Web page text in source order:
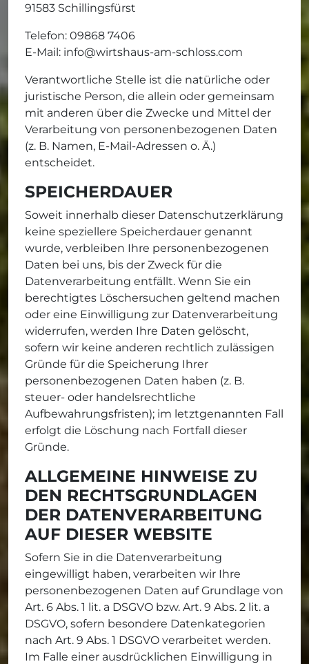
91583 Schillingsfürst
Telefon: 09868 7406
E-Mail: info@wirtshaus-am-schloss.com
Verantwortliche Stelle ist die natürliche oder
juristische Person, die allein oder gemeinsam
mit anderen über die Zwecke und Mittel der
Verarbeitung von personenbezogenen Daten
(z. B. Namen, E-Mail-Adressen o. Ä.)
entscheidet.
SPEICHERDAUER
Soweit innerhalb dieser Datenschutzerklärung
keine speziellere Speicherdauer genannt
wurde, verbleiben Ihre personenbezogenen
Daten bei uns, bis der Zweck für die
Datenverarbeitung entfällt. Wenn Sie ein
berechtigtes Löschersuchen geltend machen
oder eine Einwilligung zur Datenverarbeitung
widerrufen, werden Ihre Daten gelöscht,
sofern wir keine anderen rechtlich zulässigen
Gründe für die Speicherung Ihrer
personenbezogenen Daten haben (z. B.
steuer- oder handelsrechtliche
Aufbewahrungsfristen); im letztgenannten Fall
erfolgt die Löschung nach Fortfall dieser
Gründe.
ALLGEMEINE HINWEISE ZU
DEN RECHTSGRUNDLAGEN
DER DATENVERARBEITUNG
AUF DIESER WEBSITE
Sofern Sie in die Datenverarbeitung
eingewilligt haben, verarbeiten wir Ihre
personenbezogenen Daten auf Grundlage von
Art. 6 Abs. 1 lit. a DSGVO bzw. Art. 9 Abs. 2 lit. a
DSGVO, sofern besondere Datenkategorien
nach Art. 9 Abs. 1 DSGVO verarbeitet werden.
Im Falle einer ausdrücklichen Einwilligung in